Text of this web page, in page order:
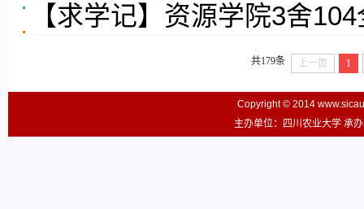
【求学记】资源学院3舍
共179条 上一页 1
Copyright © 2014
主办单位：四川农业大学 承